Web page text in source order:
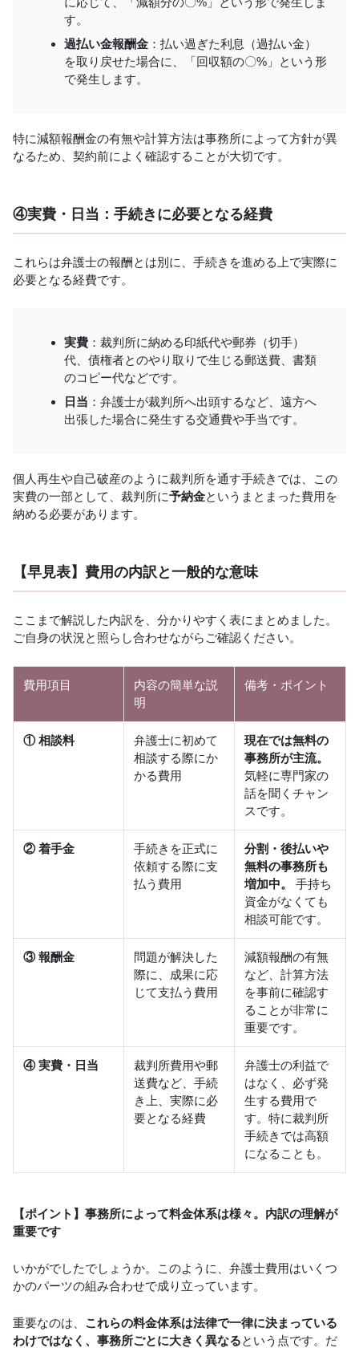
す。
過払い金報酬金 ：払い過ぎた利息（過払い金）
を取り戻せた場合に、「回収額の〇%」という形
で発生します。
特に減額報酬金の有無や計算方法は事務所によって方針が異
なるため、契約前によく確認することが大切です。
④実費・日当：手続きに必要となる経費
これらは弁護士の報酬とは別に、手続きを進める上で実際に
必要となる経費です。
実費 ：裁判所に納める印紙代や郵券（切手）
代、債権者とのやり取りで生じる郵送費、書類
のコピー代などです。
日当 ：弁護士が裁判所へ出頭するなど、遠方へ
出張した場合に発生する交通費や手当です。
個人再生や自己破産のように裁判所を通す手続きでは、この
実費の一部として、裁判所に予納金というまとまった費用を
納める必要があります。
【早見表】費用の内訳と一般的な意味
ここまで解説した内訳を、分かりやすく表にまとめました。
ご自身の状況と照らし合わせながらご確認ください。
費用項目
内容の簡単な説
明
備考・ポイント
① 相談料
弁護士に初めて
相談する際にか
かる費用
現在では無料の
事務所が主流。
気軽に専門家の
話を聞くチャン
スです。
② 着手金
手続きを正式に
依頼する際に支
払う費用
分割・後払いや
無料の事務所も
増加中。
手持ち
資金がなくても
相談可能です。
③ 報酬金
問題が解決した
際に、成果に応
じて支払う費用
減額報酬の有無
など、計算方法
を事前に確認す
ることが非常に
重要です。
④ 実費・日当
裁判所費用や郵
送費など、手続
き上、実際に必
要となる経費
弁護士の利益で
はなく、必ず発
生する費用で
す。特に裁判所
手続きでは高額
になることも。
【ポイント】事務所によって料金体系は様々。内訳の理解が
重要です
いかがでしたでしょうか。このように、弁護士費用はいくつ
かのパーツの組み合わせで成り立っています。
重要なのは、 これらの料金体系は法律で一律に決まっている
わけではなく、事務所ごとに大きく異なるという点です。だ